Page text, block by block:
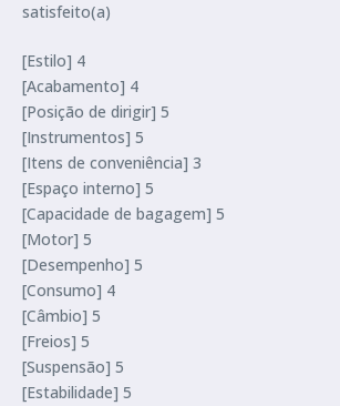
satisfeito(a)
[Estilo] 4
[Acabamento] 4
[Posição de dirigir] 5
[Instrumentos] 5
[Itens de conveniência] 3
[Espaço interno] 5
[Capacidade de bagagem] 5
[Motor] 5
[Desempenho] 5
[Consumo] 4
[Câmbio] 5
[Freios] 5
[Suspensão] 5
[Estabilidade] 5